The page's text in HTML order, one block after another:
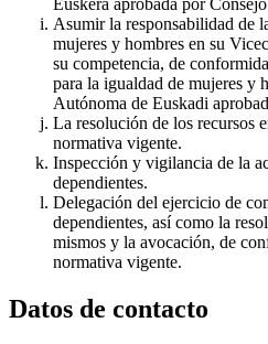
Euskera aprobada por
Asumir la responsabilidad de
mujeres y hombres en su
su competencia, de
para la igualdad de mujeres y
Autónoma de Euskadi
La resolución de los recursos
normativa vigente.
Inspección y vigilancia de la
dependientes.
Delegación del ejercicio de
dependientes, así como la
mismos y la avocación, de
normativa vigente.
Datos de contacto